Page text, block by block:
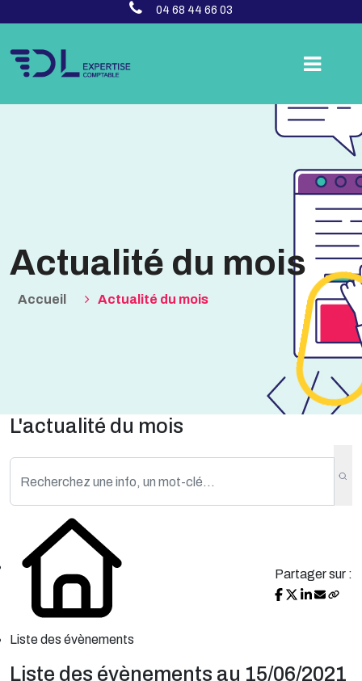
04 68 44 66 03
Actualité du mois
Accueil Actualité du mois
L'actualité du mois
Liste des évènements
Partager sur :
Liste des évènements au 15/06/2021